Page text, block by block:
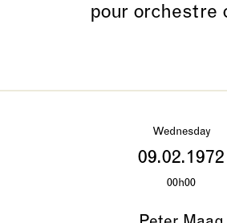
pour orchestre
Wednesday
09.02.1972
00h00